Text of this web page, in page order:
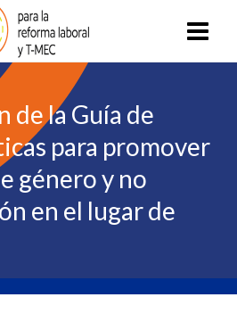
de la Guía de
para promover
género y no
en el lugar de